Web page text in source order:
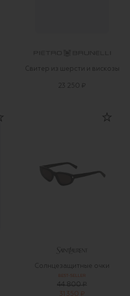
Свитер из шерсти и вискозы
23 250 ₽
Солнцезащитные очки
BEST-SELLER
44 800 ₽
31 350 ₽